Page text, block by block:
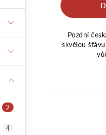
2
4
Pozdní
skvělou